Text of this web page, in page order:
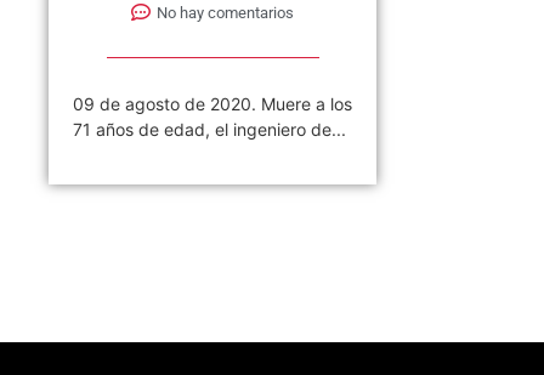
No hay comentarios
09 de agosto de 2020. Muere a los
71 años de edad, el ingeniero de...